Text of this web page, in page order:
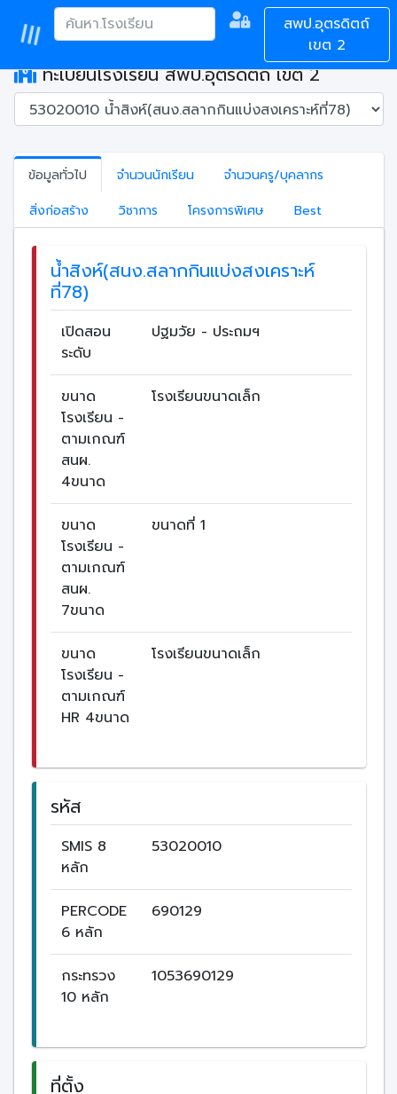
สพป.อุตรดิตถ์
เขต 2
ทะเบียนโรงเรียน สพป.อุตรดิตถ์ เขต 2
ข้อมูลทั่วไป จำนวนนักเรียน
จำนวนครู/บุคลากร
สิ่งก่อสร้าง
วิชาการ โครงการพิเศษ Best
น้ำสิงห์(สนง.สลากกินแบ่งสงเคราะห์
ที่78)
เปิดสอน
ระดับ
ปฐมวัย - ประถมฯ
ขนาด
โรงเรียน -
ตามเกณฑ์
สนผ.
4ขนาด
โรงเรียนขนาดเล็ก
ขนาด
โรงเรียน -
ตามเกณฑ์
สนผ.
7ขนาด
ขนาดที่ 1
ขนาด
โรงเรียน -
ตามเกณฑ์
HR 4ขนาด
โรงเรียนขนาดเล็ก
รหัส
SMIS 8
หลัก
53020010
PERCODE
6 หลัก
690129
กระทรวง
10 หลัก
1053690129
ที่ตั้ง